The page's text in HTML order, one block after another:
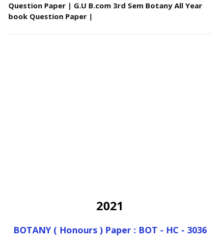
Question Paper | G.U B.com 3rd Sem Botany All Year
book Question Paper |
2021
BOTANY ( Honours ) Paper : BOT - HC - 3036